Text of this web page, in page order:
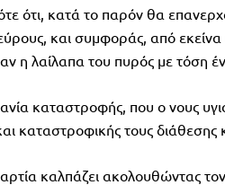
ότι, κατά το παρόν θα
και συμφοράς, από
η λαίλαπα του πυρός με τόση
καταστροφής, που ο νους
καταστροφικής τους
καλπάζει ακολουθώντας